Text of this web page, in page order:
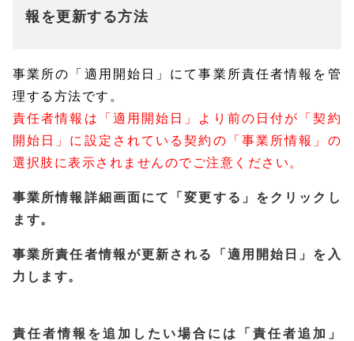
報を更新する方法
事業所の「適用開始日」にて事業所責任者情報を管
理する方法です。
責任者情報は「適用開始日」より前の日付が「契約
開始日」に設定されている契約の「事業所情報」の
選択肢に表示されませんのでご注意ください。
事業所情報詳細画面にて「変更する」をクリックし
ます。
事業所責任者情報が更新される「適用開始日」を入
力します。
責任者情報を追加したい場合には「責任者追加」